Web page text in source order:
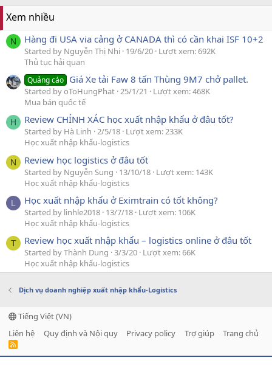
Xem nhiều
N Hàng đi USA via cảng ở CANADA thì có cần khai ISF 10+2
Started by Nguyễn Thị Nhi 19/6/20 Lượt xem: 692K
Thủ tục hải quan
Quảng cáo Giá Xe tải Faw 8 tấn Thùng 9M7 chở pallet.
Started by oToHungPhat 25/1/21
Lượt xem: 468K
Mua bán quốc tế
H Review CHÍNH XÁC học xuất nhập khẩu ở đâu tốt?
Started by Hà Linh 2/5/18 Lượt xem: 233K
Học xuất nhập khẩu-logistics
N Review học logistics ở đâu tốt
Started by Nguyễn Sung 13/10/18 Lượt xem: 143K
Học xuất nhập khẩu-logistics
L Học xuất nhập khẩu ở Eximtrain có tốt không?
Started by linhle2018 13/7/18 Lượt xem: 106K
Học xuất nhập khẩu-logistics
T Review học xuất nhập khẩu – logistics online ở đâu tốt
Started by Thành Dung 3/3/20 Lượt xem: 66K
Học xuất nhập khẩu-logistics
Dịch vụ doanh nghiệp xuất nhập khẩu-Logistics
Tiếng Việt (VN)
Liên hệ
Quy định và Nội quy Privacy policy Trợ giúp Trang chủ
R